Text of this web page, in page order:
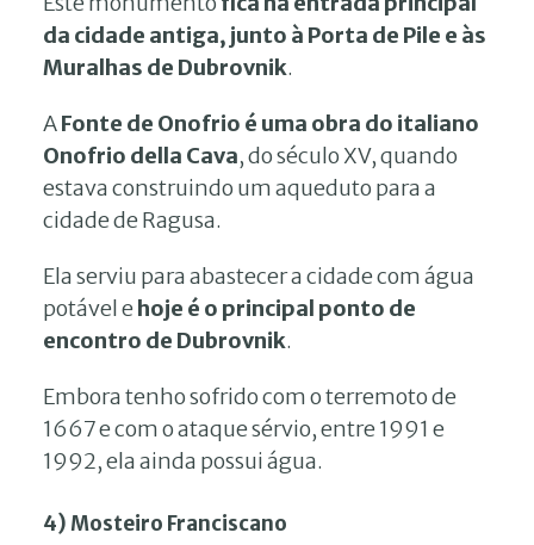
da cidade antiga, junto à Porta de Pile e às
Muralhas de Dubrovnik.
AFonte de Onofrio é uma obra do italiano
Onofrio della Cava, do século XV, quando
estava construindo um aqueduto para a
cidade de Ragusa.
Ela serviu para abastecer a cidade com água
potável ehoje é o principal ponto de
encontro de Dubrovnik.
Embora tenho sofrido com o terremoto de
1667 e com o ataque sérvio, entre 1991 e
1992, ela ainda possui água.
4) Mosteiro Franciscano